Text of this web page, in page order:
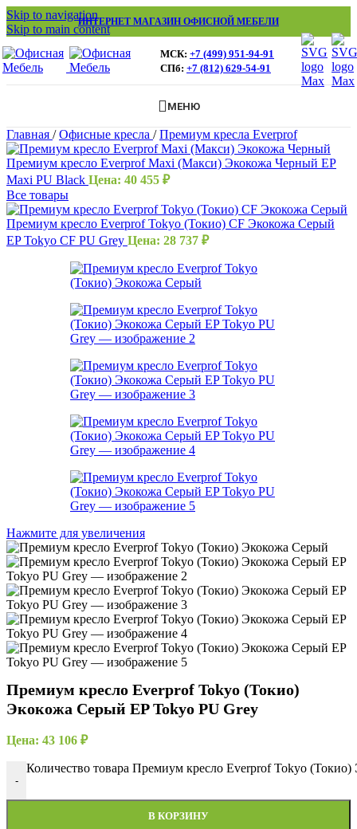
Skip to navigation
Skip to main content
ИНТЕРНЕТ МАГАЗИН ОФИСНОЙ МЕБЕЛИ
МСК: +7 (499) 951-94-91
СПб: +7 (812) 629-54-91
МЕНЮ
Главная / Офисные кресла / Премиум кресла Everprof
Премиум кресло Everprof Maxi (Макси) Экокожа Черный EP
Maxi PU Black Цена: 40 455 ₽
Все товары
Премиум кресло Everprof Tokyo (Токио) CF Экокожа Серый
EP Tokyo CF PU Grey Цена: 28 737 ₽
Нажмите для увеличения
Премиум кресло Everprof Tokyo (Токио)
Экокожа Серый EP Tokyo PU Grey
Цена: 43 106 ₽
-
Количество товара Премиум кресло Everprof Tokyo
В КОРЗИНУ